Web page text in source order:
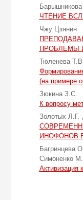
ЧТЕНИЕ
Чжу Цзянин
ПРОБЛЕМЫ
Тюленева
(на примере
Зюкина З.С.
К вопросу
Золотых Л.Г.
ИНОФОНОВ
Багринцева
Симоненко
Активизация